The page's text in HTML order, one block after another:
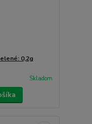
0,2g
Skladom